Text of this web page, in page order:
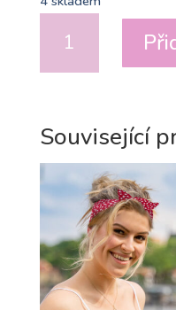
bavlněný
krátký
racek
–
BK043
množství
Související